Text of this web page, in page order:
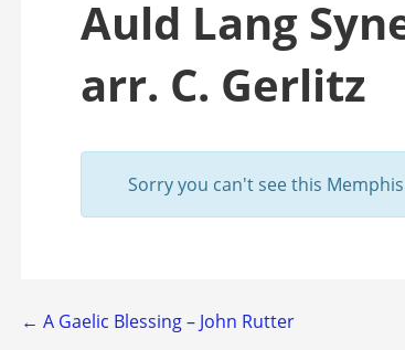
Auld Lang
arr. C. Gerlitz
Sorry you can't see this
Bericht
← A Gaelic Blessing – John Rutter